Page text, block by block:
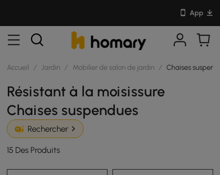
App
Accueil / Jardin / Mobilier de salon de jardin / Chaises
Résistant à la moisissure
Chaises suspendues
Rechercher
15 Des Produits